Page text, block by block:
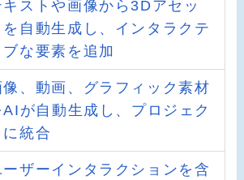
キストや画像から3Dアセッ
を自動生成し、インタラクテ
ブな要素を追加
像、動画、グラフィック素材
AIが自動生成し、プロジェク
に統合
ーザーインタラクションを含